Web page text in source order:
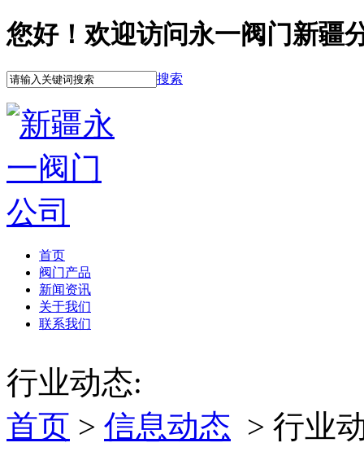
您好！欢迎访问永一阀门新疆
搜索
首页
阀门产品
新闻资讯
关于我们
联系我们
行业动态:
首页 > 信息动态 > 行业